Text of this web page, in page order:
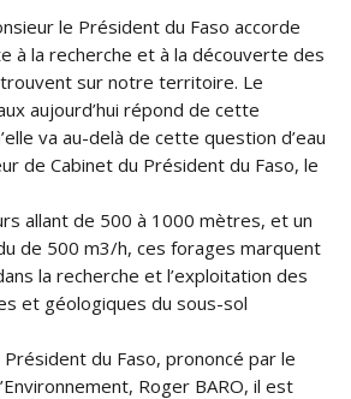
le Président du Faso accorde
à la recherche et à la découverte des
sur notre territoire. Le
aujourd’hui répond de cette
va au-delà de cette question d’eau
de Cabinet du Président du Faso, le
allant de 500 à 1000 mètres, et un
de 500 m3/h, ces forages marquent
la recherche et l’exploitation des
et géologiques du sous-sol
du Faso, prononcé par le
Roger BARO, il est